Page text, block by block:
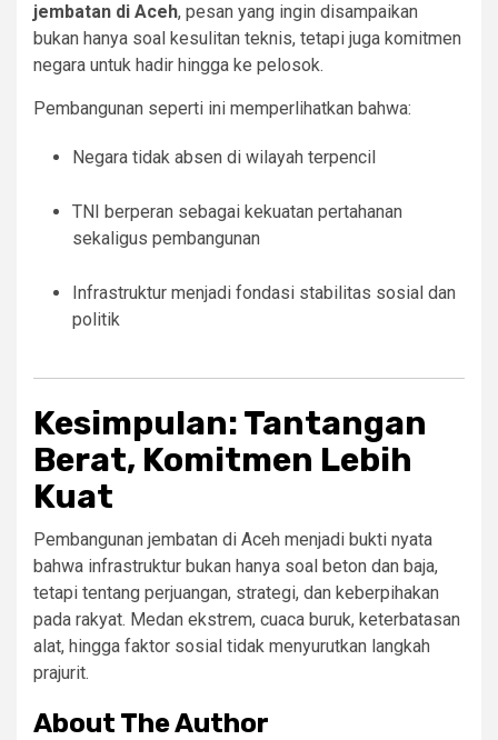
jembatan di Aceh, pesan yang ingin disampaikan
bukan hanya soal kesulitan teknis, tetapi juga komitmen
negara untuk hadir hingga ke pelosok.
Pembangunan seperti ini memperlihatkan bahwa:
Negara tidak absen di wilayah terpencil
TNI berperan sebagai kekuatan pertahanan
sekaligus pembangunan
Infrastruktur menjadi fondasi stabilitas sosial dan
politik
Kesimpulan: Tantangan
Berat, Komitmen Lebih
Kuat
Pembangunan jembatan di Aceh menjadi bukti nyata
bahwa infrastruktur bukan hanya soal beton dan baja,
tetapi tentang perjuangan, strategi, dan keberpihakan
pada rakyat. Medan ekstrem, cuaca buruk, keterbatasan
alat, hingga faktor sosial tidak menyurutkan langkah
prajurit.
About The Author